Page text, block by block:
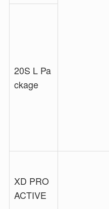
20S L Pa
ckage
XD PRO
ACTIVE